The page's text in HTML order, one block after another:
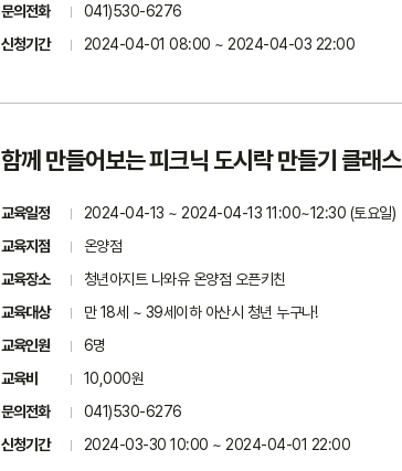
문의전화
041)530-6276
신청기간
2024-04-01 08:00 ~ 2024-04-03 22:00
함께 만들어보는 피크닉 도시락 만들기 클래스
교육일정
2024-04-13 ~ 2024-04-13 11:00~12:30 (토요일)
교육지점
온양점
교육장소
청년아지트 나와유 온양점 오픈키친
교육대상
만 18세 ~ 39세이하 아산시 청년 누구나!
교육인원
6명
교육비
10,000원
문의전화
041)530-6276
신청기간
2024-03-30 10:00 ~ 2024-04-01 22:00